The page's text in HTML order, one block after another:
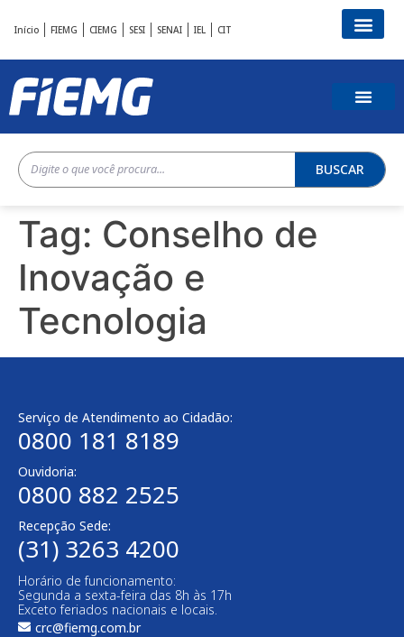
Início FIEMG CIEMG SESI SENAI IEL CIT
BUSCAR
Tag: Conselho de
Inovação e
Tecnologia
Serviço de Atendimento ao Cidadão:
0800 181 8189
Ouvidoria:
0800 882 2525
Recepção Sede:
(31) 3263 4200
Horário de funcionamento:
Segunda a sexta-feira das 8h às 17h
Exceto feriados nacionais e locais.
crc@fiemg.com.br